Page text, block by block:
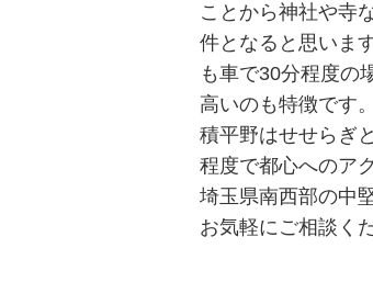
ことから神社や寺
件となると思いま
も車で30分程度の
高いのも特徴です
積平野はせせらぎ
程度で都心へのア
埼玉県南西部の中
お気軽にご相談く